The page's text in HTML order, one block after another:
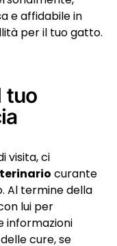
e affidabile in
per il tuo gatto.
tuo
visita, ci
curante
Al termine della
lui per
informazioni
cure, se